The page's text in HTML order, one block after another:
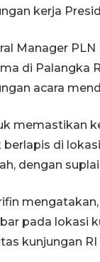
kerja
Manager
di Palangka
acara
memastikan
berlapis di
dengan
pada lokasi
kunjungan RI